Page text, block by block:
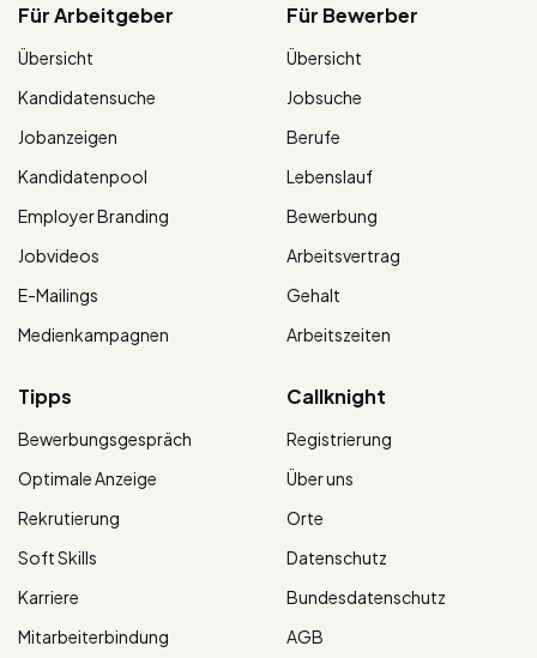
Für Arbeitgeber
Übersicht
Kandidatensuche
Jobanzeigen
Kandidatenpool
Employer Branding
Jobvideos
E-Mailings
Medienkampagnen
Für Bewerber
Übersicht
Jobsuche
Berufe
Lebenslauf
Bewerbung
Arbeitsvertrag
Gehalt
Arbeitszeiten
Tipps
Bewerbungsgespräch
Optimale Anzeige
Rekrutierung
Soft Skills
Karriere
Mitarbeiterbindung
Callknight
Registrierung
Über uns
Orte
Datenschutz
Bundesdatenschutz
AGB